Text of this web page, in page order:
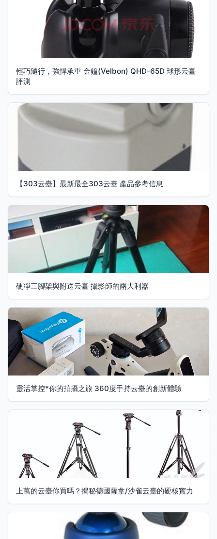
輕巧隨行，強悍承重 金鐘(Velbon) QHD-65D 球形云臺
評測
【303云臺】最新最全303云臺 產品參考信息
硬凈三腳架與附送云臺 攝影師的兩大利器
靈活掌控*你的拍攝之旅 360度手持云臺的創新體驗
上萬的云臺你買嗎？揭秘德國薩拿/沙雀云臺的硬核實力